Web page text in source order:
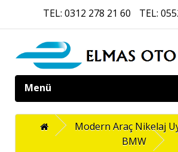
TEL: 0312 278 21 60 TEL:
Menü
Modern Araç Nikelaj
BMW